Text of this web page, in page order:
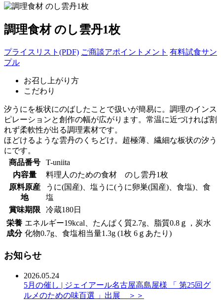
調理食材 のし雲丹1枚
プライスリスト(PDF) ご商談アポイントメント 有料試食サン
プル
お召し上がり方
こだわり
汐うにを板状にのばしたことで扱いが簡易に。調理のインス
ピレーションと創作の幅が広がります。常温に近づければ割
れず柔軟性が出る調理素材です。
ほどけるような雲丹のくちどけ。超極薄、繊細な板状の汐う
にです。
商品番号
T-uniita
内容量
料理人のための食材 のし雲丹1枚
原料原産
地
うに(国産)、塩うに(うに卵巣(国産)、食塩)、食
塩
賞味期限
冷蔵180日
栄養
成分
エネルギー19kcal、たんぱく質2.7g、脂質0.8ｇ，炭水
化物0.7g、食塩相当量1.3g (1枚 6ｇあたり)
お知らせ
2026.05.24
5月の催し | ジェイアール名古屋高島屋様 「 第25回グ
ルメのための味百選 」出展 ＞＞